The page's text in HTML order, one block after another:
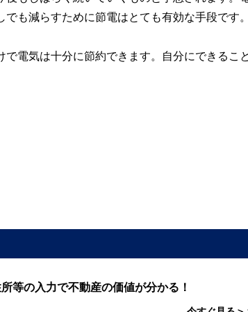
も減らすために節電はとても有効な手段です。
電気は十分に節約できます。自分にできるこ
等の入力で不動産の価値が分かる！